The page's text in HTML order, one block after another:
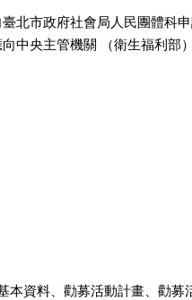
北市政府社會局人民團體科申
中央主管機關 （衛生福利部
資料、勸募活動計畫、勸募